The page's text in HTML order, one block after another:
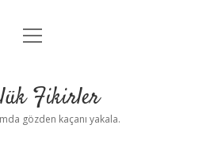
Anasayfa
Yasal Uyarı
menüyü
Fikirler
gözden kaçanı yakala.